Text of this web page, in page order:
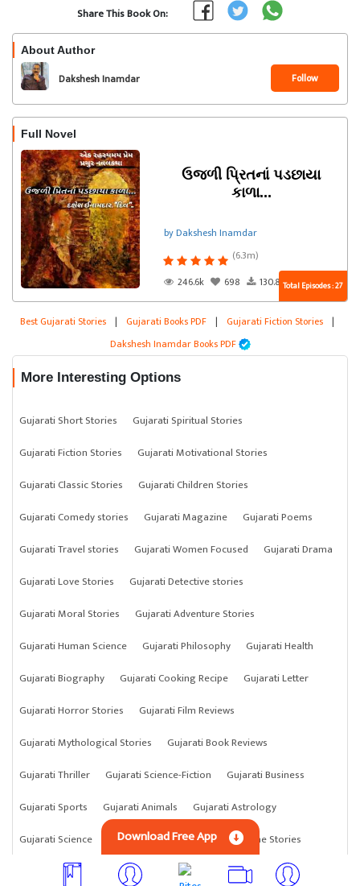
Share This Book On:
About Author
Dakshesh Inamdar Follow
Full Novel
ઉજળી પ્રિતનાં પડછાયા
કાળા...
by Dakshesh Inamdar
(6.3m)
246.6k
698 130.8kTotal Episodes : 27
Best Gujarati Stories | Gujarati Books PDF | Gujarati Fiction Stories |
Dakshesh Inamdar Books PDF
More Interesting Options
Gujarati Short Stories
Gujarati Spiritual Stories
Gujarati Fiction Stories
Gujarati Motivational Stories
Gujarati Classic Stories
Gujarati Children Stories
Gujarati Comedy stories
Gujarati Magazine
Gujarati Poems
Gujarati Travel stories
Gujarati Women Focused
Gujarati Drama
Gujarati Love Stories
Gujarati Detective stories
Gujarati Moral Stories
Gujarati Adventure Stories
Gujarati Human Science
Gujarati Philosophy
Gujarati Health
Gujarati Biography
Gujarati Cooking Recipe
Gujarati Letter
Gujarati Horror Stories
Gujarati Film Reviews
Gujarati Mythological Stories
Gujarati Book Reviews
Gujarati Thriller
Gujarati Science-Fiction
Gujarati Business
Gujarati Sports
Gujarati Animals
Gujarati Astrology
Gujarati Science
Gujarati Anything Gujarati Crime Stories
Download Free App